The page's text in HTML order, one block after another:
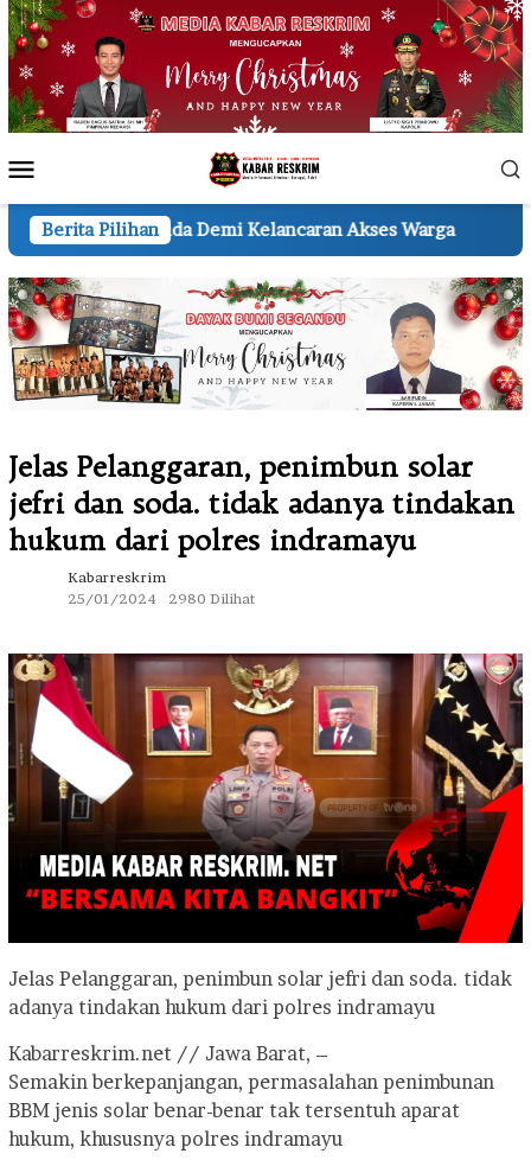
Loncat
ke
konten
Mobile
Berita Pilihan
Kelancaran Akses Warga Apel Gabungan Siaga
Jelas Pelanggaran, penimbun solar
jefri dan soda. tidak adanya tindakan
hukum dari polres indramayu
Kabarreskrim
25/01/2024
2980 Dilihat
Jelas Pelanggaran, penimbun solar jefri dan soda. tidak
adanya tindakan hukum dari polres indramayu
Kabarreskrim.net // Jawa Barat, –
Semakin berkepanjangan, permasalahan penimbunan
BBM jenis solar benar-benar tak tersentuh aparat
hukum, khususnya polres indramayu